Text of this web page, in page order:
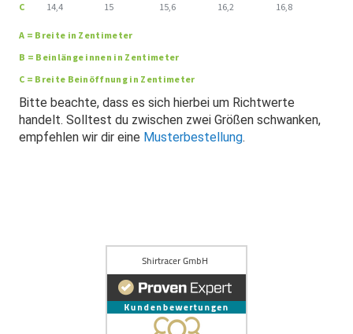
C
14,4 15 15,6 16,2 16,8
A = Breite in Zentimeter
B = Beinlänge innen in Zentimeter
C = Breite Beinöffnung in Zentimeter
Bitte beachte, dass es sich hierbei um Richtwerte
handelt. Solltest du zwischen zwei Größen schwanken,
empfehlen wir dir eine Musterbestellung.